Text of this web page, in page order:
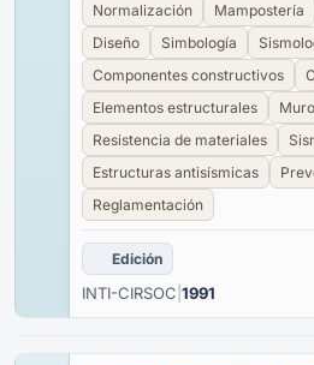
Normalización
Mampostería
Diseño
Simbología
Componentes constructivos
Elementos estructurales
Resistencia de materiales
Estructuras antisísmicas
Reglamentación
Edición
INTI-CIRSOC 1991